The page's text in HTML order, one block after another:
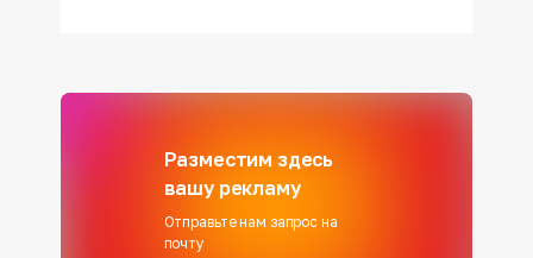
Разместим здесь
вашу рекламу
Отправьте нам запрос на
почту